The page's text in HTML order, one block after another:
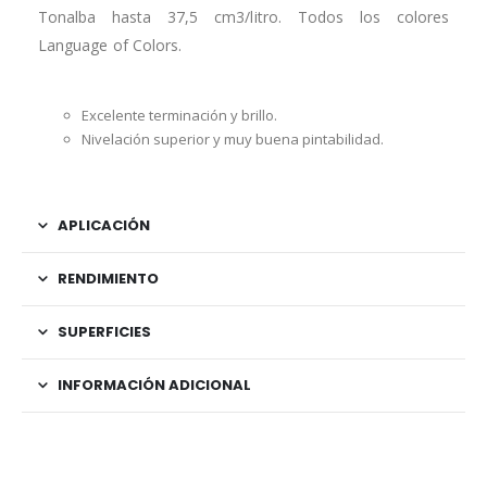
Tonalba hasta 37,5 cm3/litro. Todos los colores
Language of Colors.
Excelente terminación y brillo.
Nivelación superior y muy buena pintabilidad.
APLICACIÓN
RENDIMIENTO
SUPERFICIES
INFORMACIÓN ADICIONAL